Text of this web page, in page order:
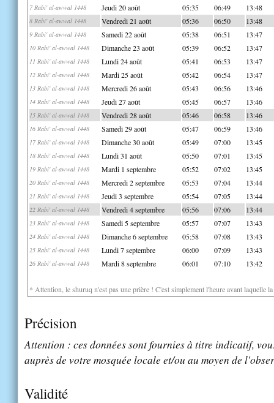
7 Rabi' al-awwal 1448 Jeudi 20 août 05:35 06:49 13:48
8 Rabi' al-awwal 1448 Vendredi 21 août 05:36 06:50 13:48
9 Rabi' al-awwal 1448 Samedi 22 août 05:38 06:51 13:47
10 Rabi' al-awwal 1448 Dimanche 23 août 05:39 06:52 13:47
11 Rabi' al-awwal 1448 Lundi 24 août 05:41 06:53 13:47
12 Rabi' al-awwal 1448 Mardi 25 août 05:42 06:54 13:47
13 Rabi' al-awwal 1448 Mercredi 26 août 05:43 06:56 13:46
14 Rabi' al-awwal 1448 Jeudi 27 août 05:45 06:57 13:46
15 Rabi' al-awwal 1448 Vendredi 28 août 05:46 06:58 13:46
16 Rabi' al-awwal 1448 Samedi 29 août 05:47 06:59 13:46
17 Rabi' al-awwal 1448 Dimanche 30 août 05:49 07:00 13:45
18 Rabi' al-awwal 1448 Lundi 31 août 05:50 07:01 13:45
19 Rabi' al-awwal 1448 Mardi 1 septembre 05:52 07:02 13:45
20 Rabi' al-awwal 1448 Mercredi 2 septembre 05:53 07:04 13:44
21 Rabi' al-awwal 1448 Jeudi 3 septembre 05:54 07:05 13:44
22 Rabi' al-awwal 1448 Vendredi 4 septembre 05:56 07:06 13:44
23 Rabi' al-awwal 1448 Samedi 5 septembre 05:57 07:07 13:43
24 Rabi' al-awwal 1448 Dimanche 6 septembre 05:58 07:08 13:43
25 Rabi' al-awwal 1448 Lundi 7 septembre 06:00 07:09 13:43
26 Rabi' al-awwal 1448 Mardi 8 septembre 06:01 07:10 13:42
* Attention, le shuruq n'est pas une prière ! C'est simplement l'heure avant laquelle
Précision
Attention : ces données sont fournies à titre indicatif,
auprès de votre mosquée locale et/ou au moyen de
Validité